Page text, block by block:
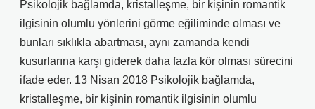
Psikolojik bağlamda, kristalleşme, bir kişinin romantik
ilgisinin olumlu yönlerini görme eğiliminde olması ve
bunları sıklıkla abartması, aynı zamanda kendi
kusurlarına karşı giderek daha fazla kör olması sürecini
ifade eder. 13 Nisan 2018 Psikolojik bağlamda,
kristalleşme, bir kişinin romantik ilgisinin olumlu